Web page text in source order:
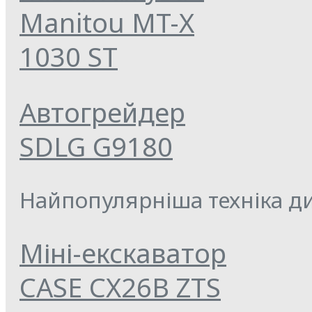
Manitou MT-X
1030 ST
Автогрейдер
SDLG G9180
Найпопулярніша техніка
Міні-екскаватор
CASE CX26B ZTS